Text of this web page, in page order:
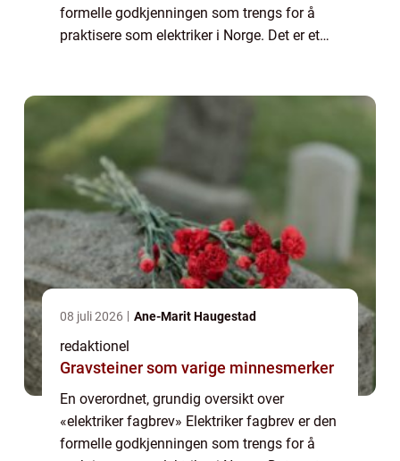
formelle godkjenningen som trengs for å
praktisere som elektriker i Norge. Det er et
08 juli 2026 Ane-Marit Haugestad
redaktionel
Gravsteiner som varige minnesmerker
En overordnet, grundig oversikt over
«elektriker fagbrev» Elektriker fagbrev er den
formelle godkjenningen som trengs for å